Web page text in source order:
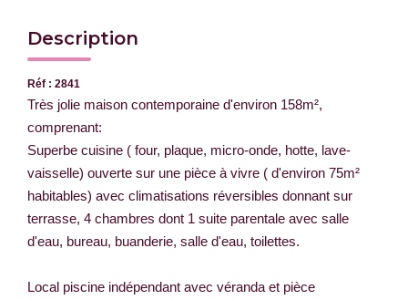
Description
Réf : 2841
Très jolie maison contemporaine d'environ 158m²,
comprenant:
Superbe cuisine ( four, plaque, micro-onde, hotte, lave-
vaisselle) ouverte sur une pièce à vivre ( d'environ 75m²
habitables) avec climatisations réversibles donnant sur
terrasse, 4 chambres dont 1 suite parentale avec salle
d'eau, bureau, buanderie, salle d'eau, toilettes.
Local piscine indépendant avec véranda et pièce